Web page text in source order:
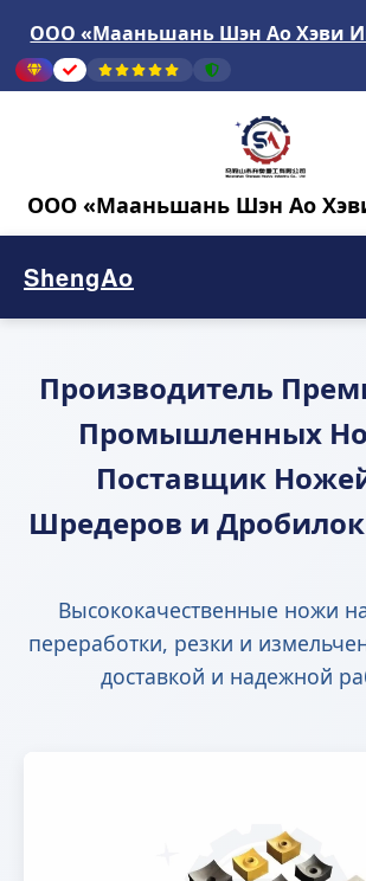
ООО «Мааньшань Шэн Ао Хэви
ООО «Мааньшань Шэн Ао
ShengAo
Производитель
Промышленных
Поставщик
Шредеров и
Высококачественные ножи
переработки, резки и
доставкой и надежной